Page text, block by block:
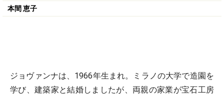
本間 恵子
ジョヴァンナは、1966年生まれ。ミラノの大学で造園を
学び、建築家と結婚しましたが、両親の家業が宝石工房